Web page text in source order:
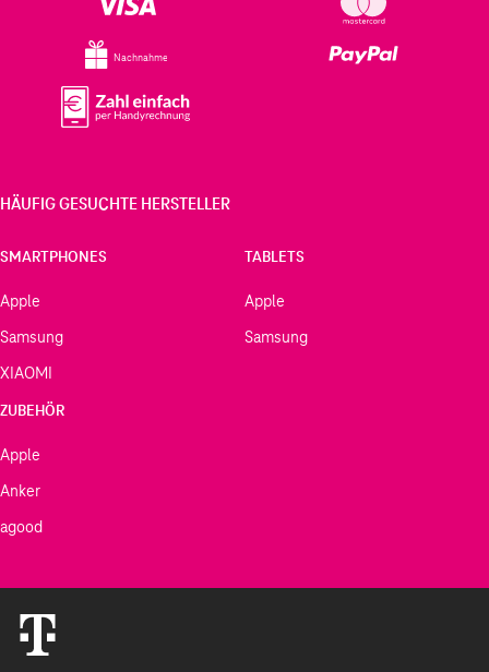
Nachnahme
HÄUFIG GESUCHTE HERSTELLER
SMARTPHONES
Apple
Samsung
XIAOMI
TABLETS
Apple
Samsung
ZUBEHÖR
Apple
Anker
agood